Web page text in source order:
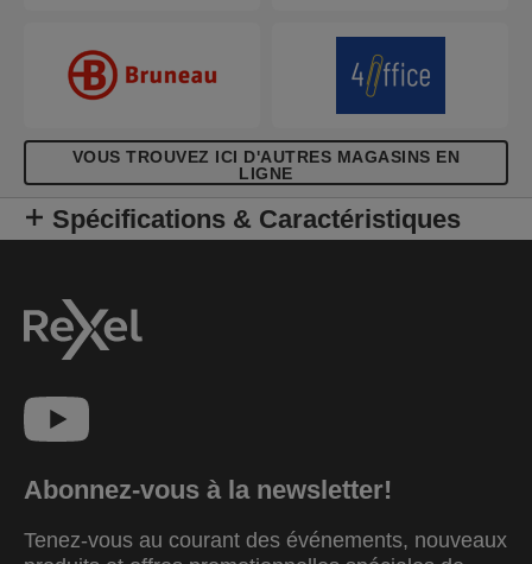
VOUS TROUVEZ ICI D'AUTRES MAGASINS EN
LIGNE
Spécifications & Caractéristiques
Abonnez-vous à la newsletter!
Tenez-vous au courant des événements, nouveaux